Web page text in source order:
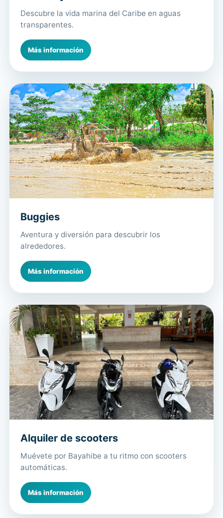
Descubre la vida marina del Caribe en aguas
transparentes.
Más información
Buggies
Aventura y diversión para descubrir los
alrededores.
Más información
Alquiler de scooters
Muévete por Bayahibe a tu ritmo con scooters
automáticas.
Más información